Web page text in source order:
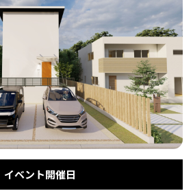
洋食
わんぱく 福島ローカルグル
メ
ひとりで アウトドア
体験 名所
エイジングケア
鍼灸・整体・リラ
クゼーション
まつ毛サロン
ギフト・お土産
食品・酒 生活を彩るモノ
病院・クリニック ペット
保育園・こども園 子どもの習い事・
塾
自治体インフォ
イベント開催日